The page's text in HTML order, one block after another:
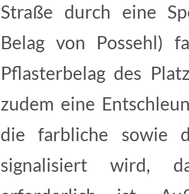
Straße durch eine
Belag von Possehl)
Pflasterbelag des
zudem eine
die farbliche sowie
signalisiert wird,